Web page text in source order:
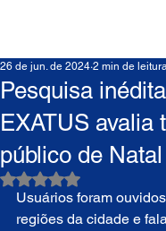
Pesquisa
EXATUS avalia
público de Natal
26 de jun. de 2024 2 min de
Avaliado com NaN de
Usuários foram
regiões da cidade e